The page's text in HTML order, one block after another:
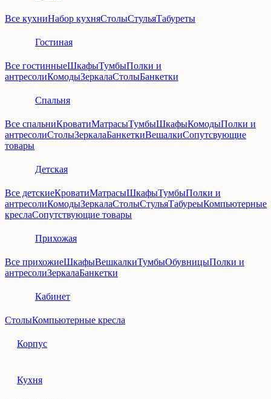
Все кухниНабор кухняСтолыСтульяТабуреты
Гостиная
Все гостинныеШкафыТумбыПолки и
антресолиКомодыЗеркалаСтолыБанкетки
Спальня
Все спальниКроватиМатрасыТумбыШкафыКомодыПолки и
антресолиСтолыЗеркалаБанкеткиВешалкиСопутсвующие
товары
Детская
Все детскиеКроватиМатрасыШкафыТумбыПолки и
антресолиКомодыЗеркалаСтолыСтульяТабуреыКомпьютерные
креслаСопутствующие товары
Прихожая
Все прихожиеШкафыВешкалкиТумбыОбувницыПолки и
антресолиЗеркалаБанкетки
Кабинет
СтолыКомпьютерные кресла
Корпус
Кухня